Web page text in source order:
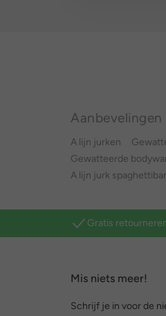
Aanbevelingen
A lijn jurken
Gewatteerde
A lijn jurk
Gratis
Mis niets meer!
Schrijf je in voor de